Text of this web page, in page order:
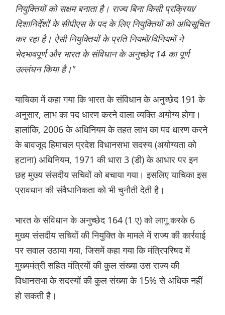
नियुक्तियों को सक्षम बनाता है। राज्य बिना किसी प्रक्रिया/
दिशानिर्देशों के सीपीएस के पद के लिए नियुक्तियों को अधिसूचित
कर रहा है। ऐसी नियुक्तियों के प्रति नियमों/विनियमों ने
भेदभावपूर्ण और भारत के संविधान के अनुच्छेद 14 का पूर्ण
उल्लंघन किया है।"
याचिका में कहा गया कि भारत के संविधान के अनुच्छेद 191 के
अनुसार, लाभ का पद धारण करने वाला व्यक्ति अयोग्य होगा।
हालांकि, 2006 के अधिनियम के तहत लाभ का पद धारण करने
के बावजूद हिमाचल प्रदेश विधानसभा सदस्य (अयोग्यता को
हटाना) अधिनियम, 1971 की धारा 3 (डी) के आधार पर इन
छह मुख्य संसदीय सचिवों को बचाया गया। इसलिए याचिका इस
प्रावधान की संवैधानिकता को भी चुनौती देती है।
भारत के संविधान के अनुच्छेद 164 (1 ए) को लागू करके 6
मुख्य संसदीय सचिवों की नियुक्ति के मामले में राज्य की कार्रवाई
पर सवाल उठाया गया, जिसमें कहा गया कि मंत्रिपरिषद में
मुख्यमंत्री सहित मंत्रियों की कुल संख्या उस राज्य की
विधानसभा के सदस्यों की कुल संख्या के 15% से अधिक नहीं
हो सकती है।